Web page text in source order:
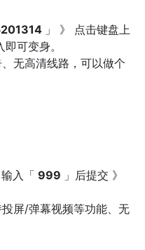
」 》 点击键盘上
可变身。
无高清线路，可以做个
入「 999 」后提交 》
屏/弹幕视频等功能、无